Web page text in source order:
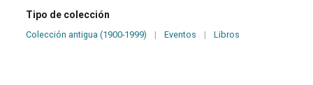
Tipo de colección
Colección antigua (1900-1999) | Eventos | Libros